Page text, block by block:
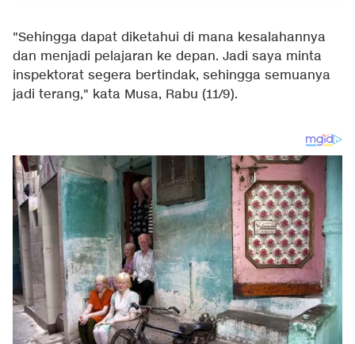
"Sehingga dapat diketahui di mana kesalahannya
dan menjadi pelajaran ke depan. Jadi saya minta
inspektorat segera bertindak, sehingga semuanya
jadi terang," kata Musa, Rabu (11/9).